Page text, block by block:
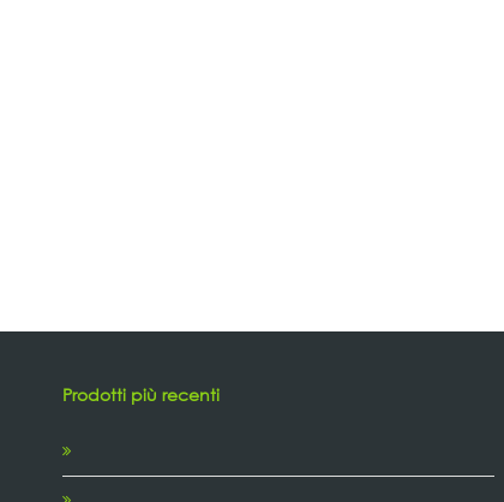
Prodotti più recenti